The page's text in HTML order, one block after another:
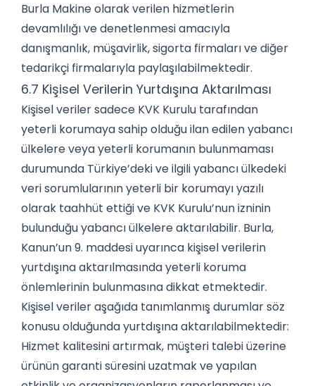
Burla Makine olarak verilen hizmetlerin
devamlılığı ve denetlenmesi amacıyla
danışmanlık, müşavirlik, sigorta firmaları ve diğer
tedarikçi firmalarıyla paylaşılabilmektedir.
6.7 Kişisel Verilerin Yurtdışına Aktarılması
Kişisel veriler sadece KVK Kurulu tarafından
yeterli korumaya sahip olduğu ilan edilen yabancı
ülkelere veya yeterli korumanın bulunmaması
durumunda Türkiye’deki ve ilgili yabancı ülkedeki
veri sorumlularının yeterli bir korumayı yazılı
olarak taahhüt ettiği ve KVK Kurulu’nun izninin
bulunduğu yabancı ülkelere aktarılabilir. Burla,
Kanun’un 9. maddesi uyarınca kişisel verilerin
yurtdışına aktarılmasında yeterli koruma
önlemlerinin bulunmasına dikkat etmektedir.
Kişisel veriler aşağıda tanımlanmış durumlar söz
konusu olduğunda yurtdışına aktarılabilmektedir:
Hizmet kalitesini artırmak, müşteri talebi üzerine
ürünün garanti süresini uzatmak ve yapılan